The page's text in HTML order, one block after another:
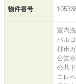
物件番号
室内
バル
都市
公営
公共
エレ